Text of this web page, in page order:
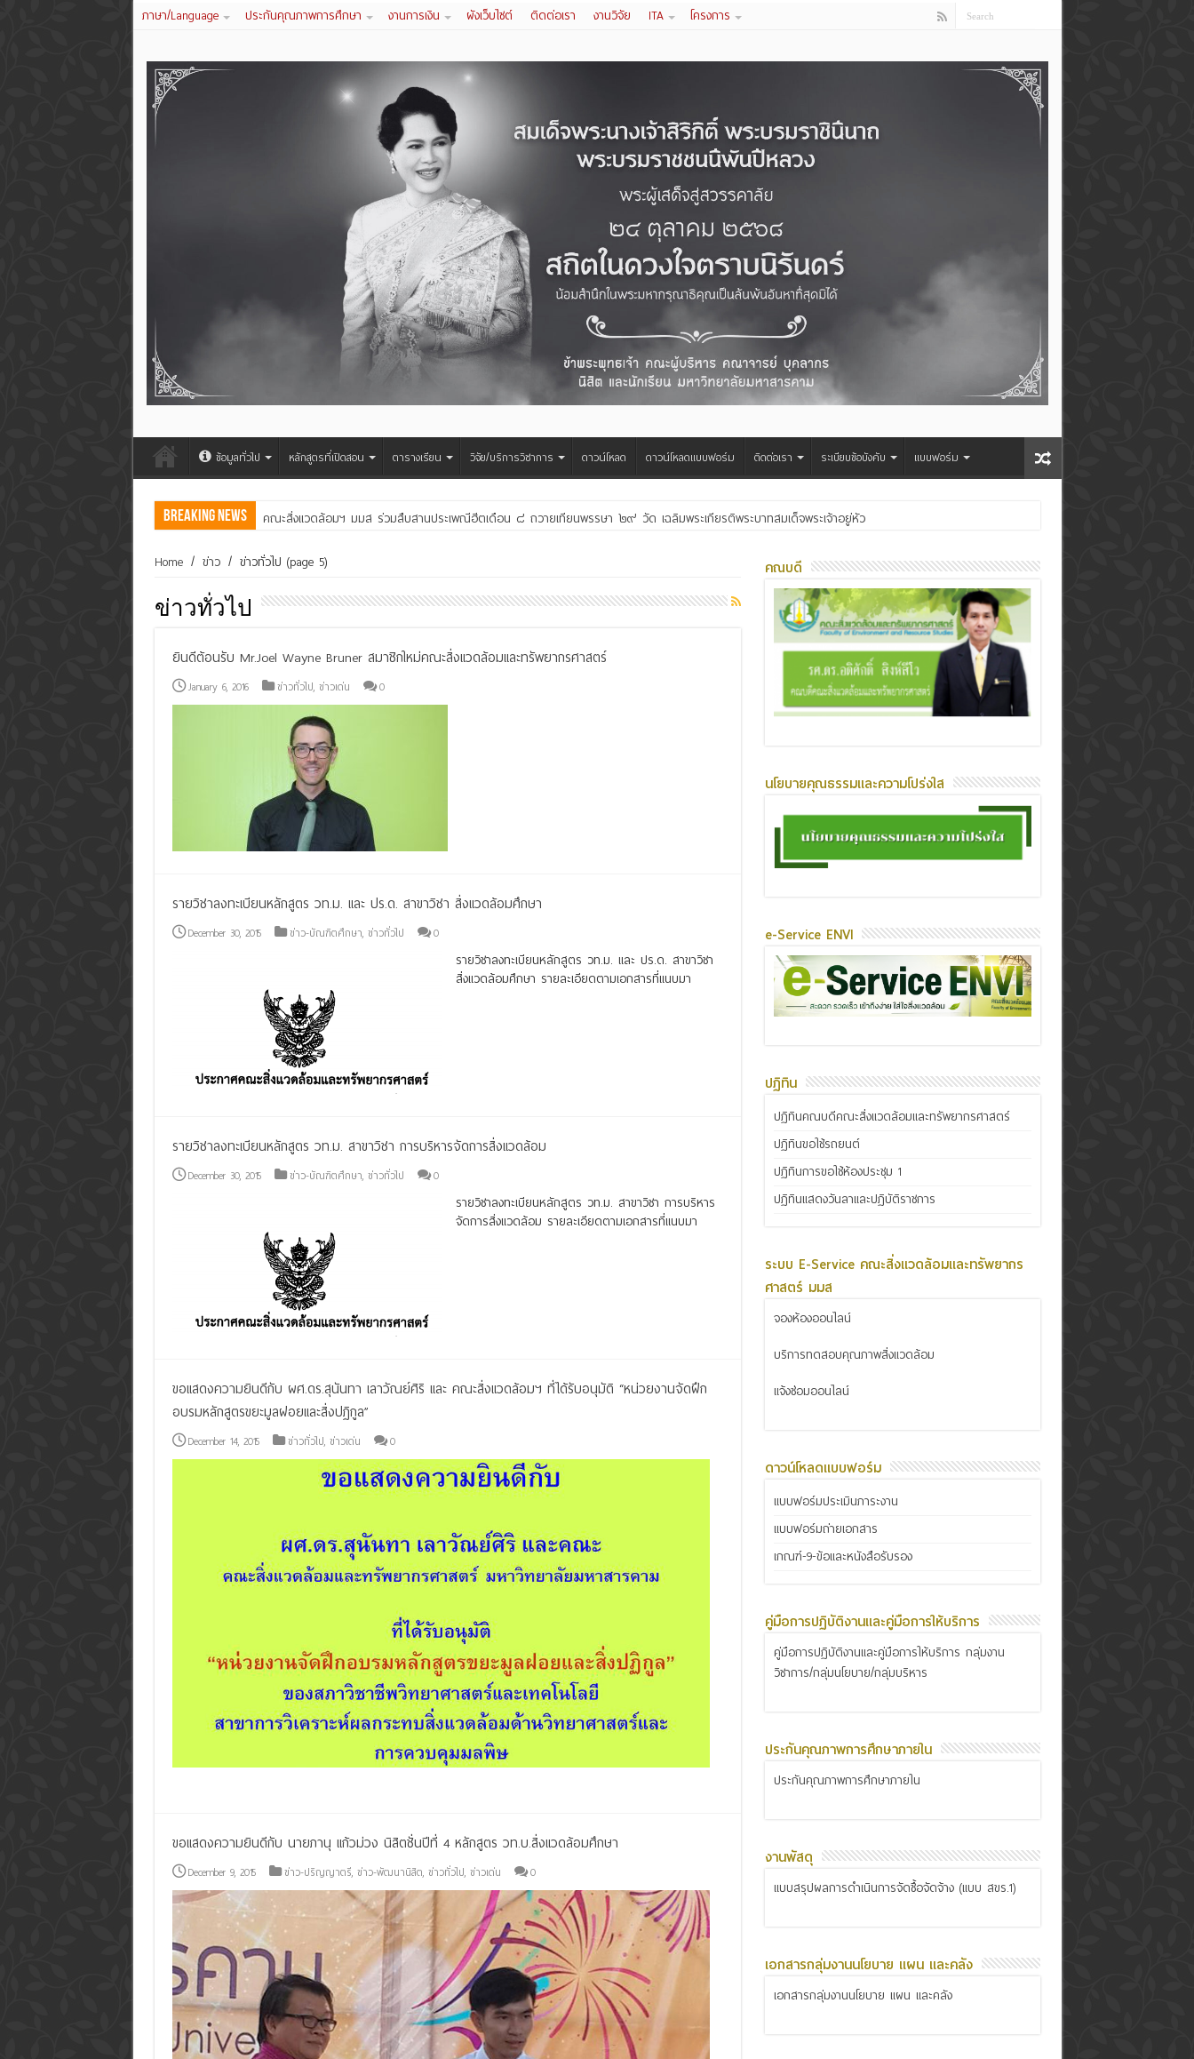
ภาษา/Language ประกันคุณภาพการศึกษา งานการเงิน ผังเว็บไซต์ ติดต่อเรา งานวิจัย ITA โครงการ
ข้อมูลทั่วไป หลักสูตรที่เปิดสอน ตารางเรียน วิจัย/บริการวิชาการ ดาวน์โหลด ดาวน์โหลดแบบฟอร์ม ติดต่อเรา ระเบียบข้อบังคับ แบบฟอร์ม
Breaking News คณะสิ่งแวดล้อมฯ มมส ร่วมสืบสานประเพณีฮีตเดือน ๘ ถวายเทียนพรรษา ๒๙ วัด เฉลิมพระเกียรติพระบาทสมเด็จพระเจ้าอยู่หัว
Home / ข่าว / ข่าวทั่วไป (page 5)
ข่าวทั่วไป
ยินดีต้อนรับ Mr.Joel Wayne Bruner สมาชิกใหม่คณะสิ่งแวดล้อมและทรัพยากรศาสตร์
January 6, 2016 ข่าวทั่วไป, ข่าวเด่น 0
รายวิชาลงทะเบียนหลักสูตร วท.ม. และ ปร.ด. สาขาวิชา สิ่งแวดล้อมศึกษา
December 30, 2015 ข่าว-บัณฑิตศึกษา, ข่าวทั่วไป 0
รายวิชาลงทะเบียนหลักสูตร วท.ม. และ ปร.ด. สาขาวิชา
สิ่งแวดล้อมศึกษา รายละเอียดตามเอกสารที่แนบมา
รายวิชาลงทะเบียนหลักสูตร วท.ม. สาขาวิชา การบริหารจัดการสิ่งแวดล้อม
December 30, 2015 ข่าว-บัณฑิตศึกษา, ข่าวทั่วไป 0
รายวิชาลงทะเบียนหลักสูตร วท.ม. สาขาวิชา การบริหาร
จัดการสิ่งแวดล้อม รายละเอียดตามเอกสารที่แนบมา
ขอแสดงความยินดีกับ ผศ.ดร.สุนันทา เลาวัณย์ศิริ และ คณะสิ่งแวดล้อมฯ ที่ได้รับอนุมัติ “หน่วยงานจัดฝึก
อบรมหลักสูตรขยะมูลฝอยและสิ่งปฏิกูล”
December 14, 2015 ข่าวทั่วไป, ข่าวเด่น 0
ขอแสดงความยินดีกับ นายภานุ แก้วม่วง นิสิตชั่นปีที่ 4 หลักสูตร วท.บ.สิ่งแวดล้อมศึกษา
December 9, 2015 ข่าว-ปริญญาตรี, ข่าว-พัฒนานิสิต, ข่าวทั่วไป, ข่าวเด่น 0
คณบดี
นโยบายคุณธรรมและความโปร่งใส
e-Service ENVI
ปฏิทิน
ปฏิทินคณบดีคณะสิ่งแวดล้อมและทรัพยากรศาสตร์
ปฏิทินขอใช้รถยนต์
ปฏิทินการขอใช้ห้องประชุม 1
ปฏิทินแสดงวันลาและปฏิบัติราชการ
ระบบ E-Service คณะสิ่งแวดล้อมและทรัพยากร
ศาสตร์ มมส
จองห้องออนไลน์
บริการทดสอบคุณภาพสิ่งแวดล้อม
แจ้งซ่อมออนไลน์
ดาวน์โหลดแบบฟอร์ม
แบบฟอร์มประเมินภาระงาน
แบบฟอร์มถ่ายเอกสาร
เกณฑ์-9-ข้อและหนังสือรับรอง
คู่มือการปฏิบัติงานและคู่มือการให้บริการ
คู่มือการปฏิบัติงานและคู่มือการให้บริการ กลุ่มงาน
วิชาการ/กลุ่มนโยบาย/กลุ่มบริหาร
ประกันคุณภาพการศึกษาภายใน
ประกันคุณภาพการศึกษาภายใน
งานพัสดุ
แบบสรุปผลการดำเนินการจัดซื้อจัดจ้าง (แบบ สขร.1)
เอกสารกลุ่มงานนโยบาย แผน และคลัง
เอกสารกลุ่มงานนโยบาย แผน และคลัง